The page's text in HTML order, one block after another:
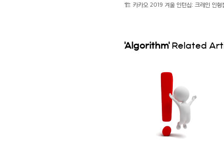
🏗 카카오 2019 겨울 인턴십: 크레인 인형
'Algorithm' Related